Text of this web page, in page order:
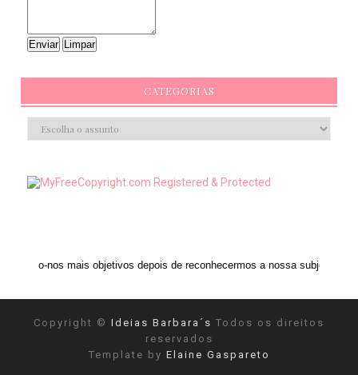
CATEGORIAS
objetivos depois de reconhecermos a nossa subjetividade." ANAIS NIN
Copyright © Ideias Barbara´s Todos os direitos
reservados
Template by Elaine Gaspareto